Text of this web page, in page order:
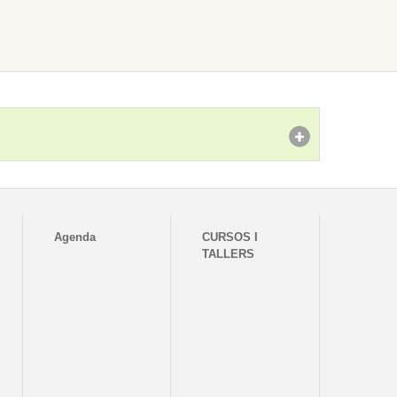
Agenda
CURSOS I
TALLERS